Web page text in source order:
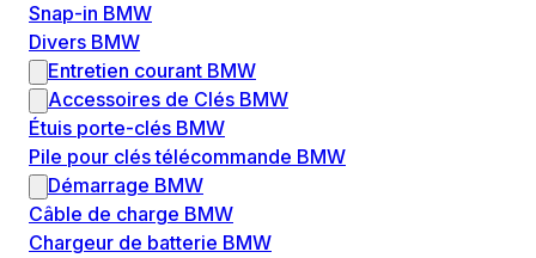
Snap-in BMW
Divers BMW
Entretien courant BMW
Accessoires de Clés BMW
Étuis porte-clés BMW
Pile pour clés télécommande BMW
Démarrage BMW
Câble de charge BMW
Chargeur de batterie BMW